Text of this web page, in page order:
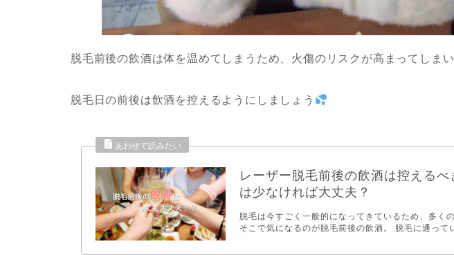
脱毛前後の飲酒は体を温めてしまうため、火傷のリスクが高まってしま
脱毛日の前後は飲酒を控えるようにしましょう
レーザー脱毛前後の飲酒は控える
は少なければ大丈夫？
脱毛は今すごく一般的になってきているため、多く
そこで気になるのが脱毛前後の飲酒。 脱毛に通って